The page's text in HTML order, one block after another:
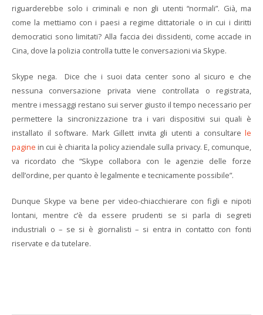
riguarderebbe solo i criminali e non gli utenti “normali”. Già, ma
come la mettiamo con i paesi a regime dittatoriale o in cui i diritti
democratici sono limitati? Alla faccia dei dissidenti, come accade in
Cina, dove la polizia controlla tutte le conversazioni via Skype.
Skype nega. Dice che i suoi data center sono al sicuro e che
nessuna conversazione privata viene controllata o registrata,
mentre i messaggi restano sui server giusto il tempo necessario per
permettere la sincronizzazione tra i vari dispositivi sui quali è
installato il software. Mark Gillett invita gli utenti a consultare le
pagine in cui è chiarita la policy aziendale sulla privacy. E, comunque,
va ricordato che “Skype collabora con le agenzie delle forze
dell’ordine, per quanto è legalmente e tecnicamente possibile”.
Dunque Skype va bene per video-chiacchierare con figli e nipoti
lontani, mentre c’è da essere prudenti se si parla di segreti
industriali o – se si è giornalisti – si entra in contatto con fonti
riservate e da tutelare.